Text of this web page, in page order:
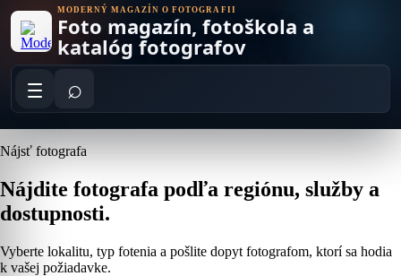
content
MODERNÝ MAGAZÍN O FOTOGRAFII
Foto magazín, fotoškola a
katalóg fotografov
⌕
Nájsť fotografa
Nájdite fotografa podľa regiónu, služby a
dostupnosti.
Vyberte lokalitu, typ fotenia a pošlite dopyt fotografom, ktorí sa hodia
k vašej požiadavke.